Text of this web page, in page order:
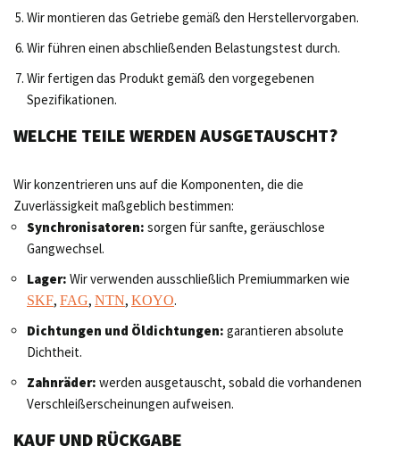
Wir montieren das Getriebe gemäß den Herstellervorgaben.
Wir führen einen abschließenden Belastungstest durch.
Wir fertigen das Produkt gemäß den vorgegebenen
Spezifikationen.
WELCHE TEILE WERDEN AUSGETAUSCHT?
Wir konzentrieren uns auf die Komponenten, die die
Zuverlässigkeit maßgeblich bestimmen:
Synchronisatoren: sorgen für sanfte, geräuschlose
Gangwechsel.
Lager: Wir verwenden ausschließlich Premiummarken wie
SKF, FAG, NTN, KOYO.
Dichtungen und Öldichtungen: garantieren absolute
Dichtheit.
Zahnräder: werden ausgetauscht, sobald die vorhandenen
Verschleißerscheinungen aufweisen.
KAUF UND RÜCKGABE